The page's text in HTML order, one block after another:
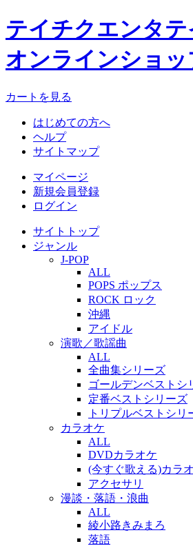
テイチクエンタテ
オンラインショッ
カートを見る
はじめての方へ
ヘルプ
サイトマップ
マイページ
新規会員登録
ログイン
サイトトップ
ジャンル
J-POP
ALL
POPS ポップス
ROCK ロック
沖縄
アイドル
演歌／歌謡曲
ALL
全曲集シリーズ
ゴールデンベストシ
定番ベストシリーズ
トリプルベストシリ
カラオケ
ALL
DVDカラオケ
(今すぐ歌える)カラ
アクセサリ
漫談・落語・浪曲
ALL
綾小路きみまろ
落語